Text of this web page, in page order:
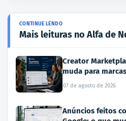
Mais leituras no Alfa de
Creator
muda para
07 de agosto de 2026
Anúncios feitos